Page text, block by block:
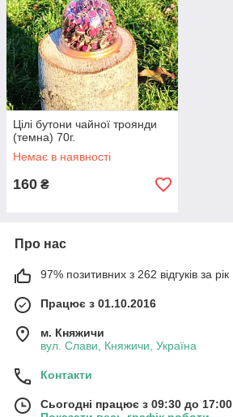
Цілі бутони чайної троянди
(темна) 70г.
Немає в наявності
160 ₴
Про нас
97% позитивних з 262 відгуків за рік
Працює з 01.10.2016
м. Княжичи
вул. Слави, Княжичи, Україна
Контакти
Сьогодні працює з 09:30 до 17:00